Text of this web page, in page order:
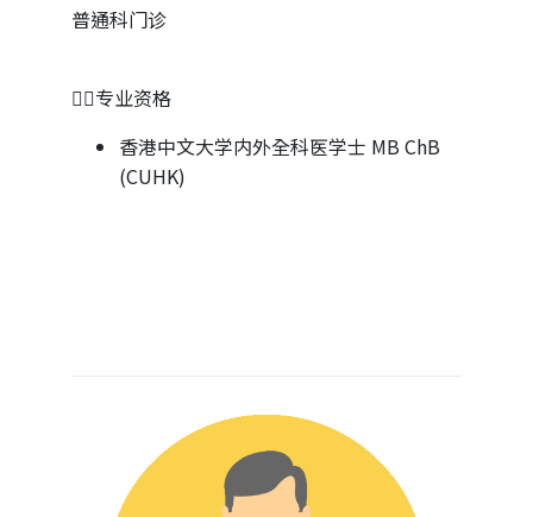
普通科门诊
👩‍⚕️专业资格
香港中文大学内外全科医学士 MB ChB
(CUHK)